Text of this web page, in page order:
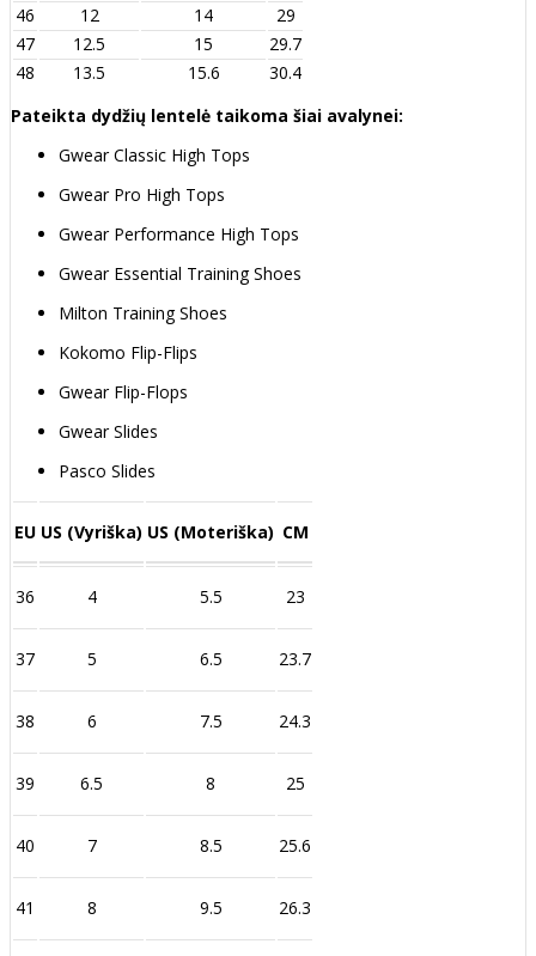
46
12 14
29
47
12.5 15
29.7
48
13.5 15.6
30.4
Pateikta dydžių lentelė taikoma šiai avalynei:
Gwear Classic High Tops
Gwear Pro High Tops
Gwear Performance High Tops
Gwear Essential Training Shoes
Milton Training Shoes
Kokomo Flip-Flips
Gwear Flip-Flops
Gwear Slides
Pasco Slides
EU US (Vyriška) US (Moteriška) CM
36 4 5.5 23
37 5 6.5 23.7
38 6 7.5 24.3
39 6.5 8 25
40 7 8.5 25.6
41 8 9.5 26.3